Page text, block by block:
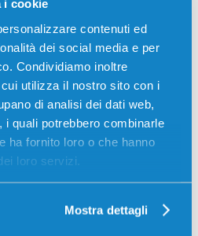
i cookie
contenuti ed
dei social media e per
Condividiamo inoltre
utilizza il nostro sito con i
di analisi dei dati web,
i quali potrebbero combinarle
ha fornito loro o che hanno
loro servizi.
Mostra dettagli
Ciano
T8782 XXL CIANO 20000
WORKFORCE PRO WF-
PRO WF-R5690DTWF
€
IN 3-5 GIORNI